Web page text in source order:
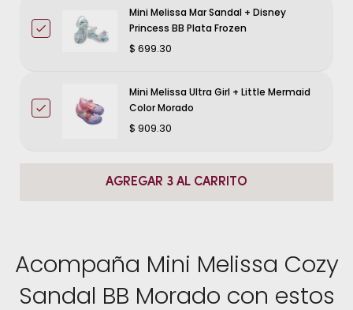
Mini Melissa Mar Sandal + Disney
Princess BB Plata Frozen
$ 699.30
Mini Melissa Ultra Girl + Little Mermaid
Color Morado
$ 909.30
AGREGAR 3 AL CARRITO
Acompaña Mini Melissa Cozy
Sandal BB Morado con estos